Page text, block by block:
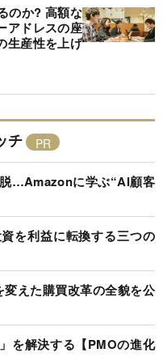
のか? 高額な
アドレスの座
生産性を上げ
チ
脱…Amazonに学ぶ“AI顧客
を利益に転換する三つの
えた購買改革の全貌を公
を解決する【PMOの進化